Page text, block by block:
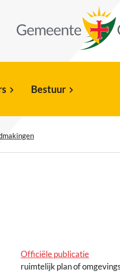
Bestuur
Officiële publicatie
ruimtelijk plan of